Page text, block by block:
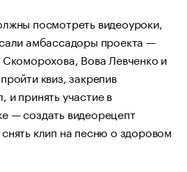
посмотреть видеоуроки,
амбассадоры проекта —
Вова Левченко и
квиз, закрепив
и принять участие в
— создать видеорецепт
клип на песню о здоровом